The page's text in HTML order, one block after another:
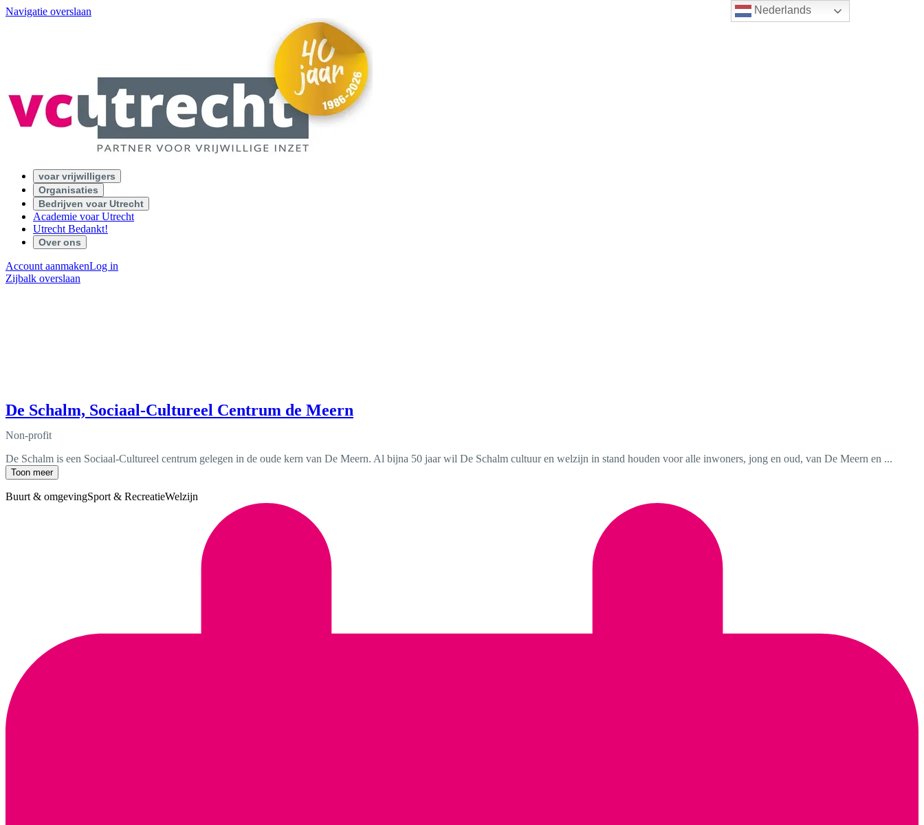
Nederlands
Navigatie overslaan
voar vrijwilligers
Organisaties
Bedrijven voar Utrecht
Academie voar Utrecht
Utrecht Bedankt!
Over ons
Account aanmakenLog in
Zijbalk overslaan
De Schalm, Sociaal-Cultureel Centrum de Meern
Non-profit
De Schalm is een Sociaal-Cultureel centrum gelegen in de oude kern van De Meern. Al bijna 50 jaar wil De Schalm cultuur en welzijn in stand houden voor alle inwoners, jong en oud, van De Meern en ...
Toon meer
Buurt & omgevingSport & RecreatieWelzijn